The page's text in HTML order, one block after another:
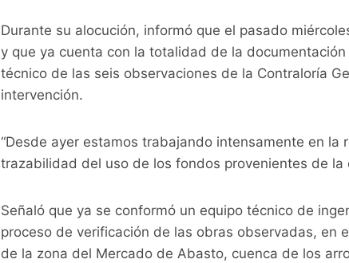
Durante su alocución, informó que el pasado
y que ya cuenta con la totalidad de la
técnico de las seis observaciones de la Contraloría
intervención.
“Desde ayer estamos trabajando intensamente en
trazabilidad del uso de los fondos provenientes de la
Señaló que ya se conformó un equipo técnico de
proceso de verificación de las obras observadas, en
de la zona del Mercado de Abasto, cuenca de los